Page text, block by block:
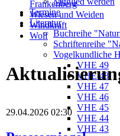
Termine
Literatur
Buchreihe
Schriftenreihe
Vogelkundliche
VHE 49
VHE 48
VHE 47
VHE 46
VHE 45
VHE 44
VHE 43
Frankenberg
Wiesen und Weiden
Windkraft
Wolf
29.04.2026 02:30